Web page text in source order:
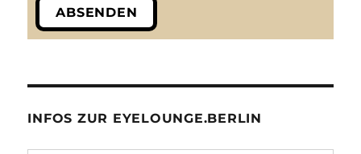
ABSENDEN
INFOS ZUR EYELOUNGE.BERLIN